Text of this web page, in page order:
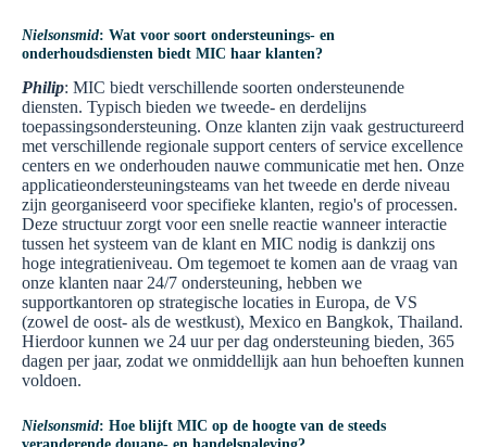
Nielsonsmid: Wat voor soort ondersteunings- en
onderhoudsdiensten biedt MIC haar klanten?
Philip: MIC biedt verschillende soorten ondersteunende
diensten. Typisch bieden we tweede- en derdelijns
toepassingsondersteuning. Onze klanten zijn vaak gestructureerd
met verschillende regionale support centers of service excellence
centers en we onderhouden nauwe communicatie met hen. Onze
applicatieondersteuningsteams van het tweede en derde niveau
zijn georganiseerd voor specifieke klanten, regio's of processen.
Deze structuur zorgt voor een snelle reactie wanneer interactie
tussen het systeem van de klant en MIC nodig is dankzij ons
hoge integratieniveau. Om tegemoet te komen aan de vraag van
onze klanten naar 24/7 ondersteuning, hebben we
supportkantoren op strategische locaties in Europa, de VS
(zowel de oost- als de westkust), Mexico en Bangkok, Thailand.
Hierdoor kunnen we 24 uur per dag ondersteuning bieden, 365
dagen per jaar, zodat we onmiddellijk aan hun behoeften kunnen
voldoen.
Nielsonsmid: Hoe blijft MIC op de hoogte van de steeds